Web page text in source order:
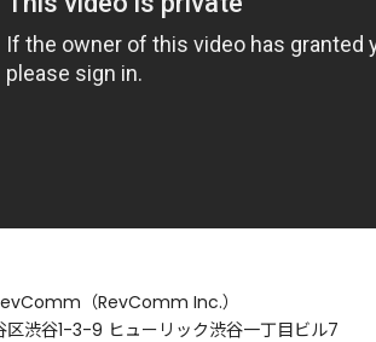
（RevComm Inc.）
区渋谷1-3-9 ヒューリック渋谷一丁目ビル7